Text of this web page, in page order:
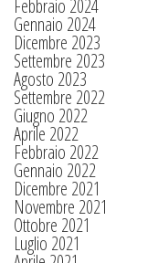
Febbraio 2024
Gennaio 2024
Dicembre 2023
Settembre 2023
Agosto 2023
Settembre 2022
Giugno 2022
Aprile 2022
Febbraio 2022
Gennaio 2022
Dicembre 2021
Novembre 2021
Ottobre 2021
Luglio 2021